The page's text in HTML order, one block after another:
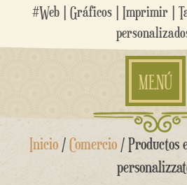
#Web | Gráficos | Imprimir |
MENÚ
saltar
Inicio /Comercio / Productos